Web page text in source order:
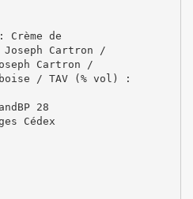
Crème de
Joseph Cartron /
Cartron /
/ TAV (% vol) :
28
Cédex